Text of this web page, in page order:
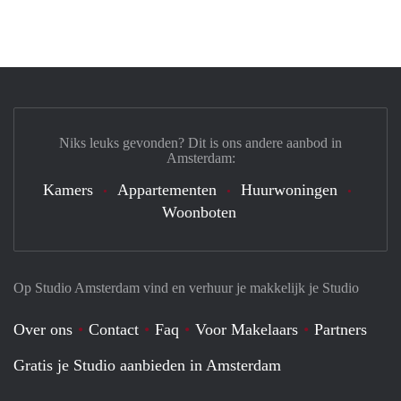
Op Studio Amsterdam vind en verhuur je makkelijk je Studio
Over ons Contact Faq Voor Makelaars
Partners
Gratis je Studio aanbieden in Amsterdam
Niks leuks gevonden? Dit is ons andere aanbod in
Amsterdam:
Kamers Appartementen
Huurwoningen
Woonboten